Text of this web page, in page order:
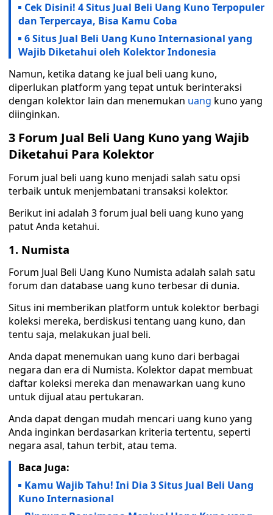
Cek Disini! 4 Situs Jual Beli Uang Kuno Terpopuler
dan Terpercaya, Bisa Kamu Coba
6 Situs Jual Beli Uang Kuno Internasional yang
Wajib Diketahui oleh Kolektor Indonesia
Namun, ketika datang ke jual beli uang kuno,
diperlukan platform yang tepat untuk berinteraksi
dengan kolektor lain dan menemukan uang kuno yang
diinginkan.
3 Forum Jual Beli Uang Kuno yang Wajib
Diketahui Para Kolektor
Forum jual beli uang kuno menjadi salah satu opsi
terbaik untuk menjembatani transaksi kolektor.
Berikut ini adalah 3 forum jual beli uang kuno yang
patut Anda ketahui.
1. Numista
Forum Jual Beli Uang Kuno Numista adalah salah satu
forum dan database uang kuno terbesar di dunia.
Situs ini memberikan platform untuk kolektor berbagi
koleksi mereka, berdiskusi tentang uang kuno, dan
tentu saja, melakukan jual beli.
Anda dapat menemukan uang kuno dari berbagai
negara dan era di Numista. Kolektor dapat membuat
daftar koleksi mereka dan menawarkan uang kuno
untuk dijual atau pertukaran.
Anda dapat dengan mudah mencari uang kuno yang
Anda inginkan berdasarkan kriteria tertentu, seperti
negara asal, tahun terbit, atau tema.
Baca Juga:
Kamu Wajib Tahu! Ini Dia 3 Situs Jual Beli Uang
Kuno Internasional